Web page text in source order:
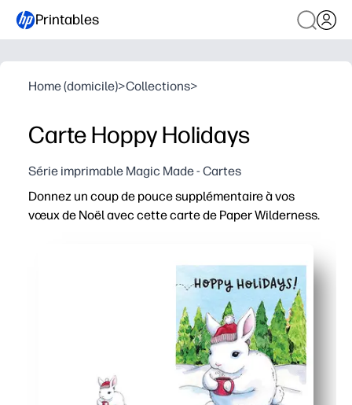
Printables
Home (domicile)>Collections>
Carte Hoppy Holidays
Série imprimable Magic Made - Cartes
Donnez un coup de pouce supplémentaire à vos
vœux de Noël avec cette carte de Paper Wilderness.
Design ludique et avant-gardiste qui attire les
Polyvalent pour la maison, la classe ou le bureau :
Imprimez exactement ce dont vous avez besoin :